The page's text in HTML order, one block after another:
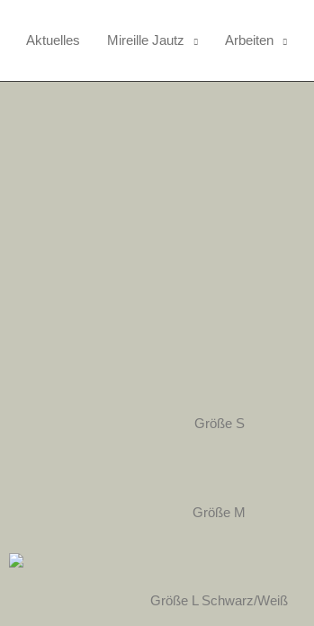
Aktuelles Mireille Jautz Arbeiten
Größe S
Größe M
Größe L Schwarz/Weiß